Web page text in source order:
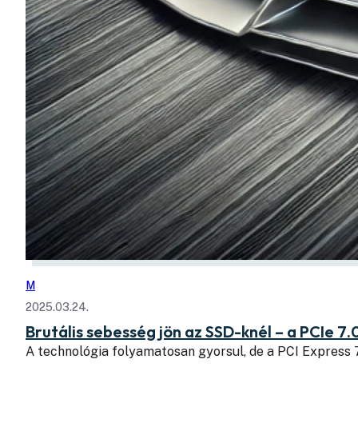
M
2025.03.24.
Brutális sebesség jön az SSD-knél – a PCIe
A technológia folyamatosan gyorsul, de a PCI Express